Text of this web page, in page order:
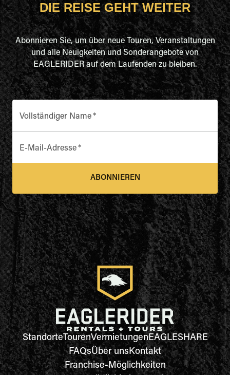
DIE REISE GEHT WEITER
Abonnieren Sie, um über neue Touren, Veranstaltungen
und alle Neuigkeiten und Sonderangebote von
EAGLERIDER auf dem Laufenden zu bleiben.
Vollständiger Name*
E-Mail-Adresse*
ABONNIEREN
StandorteTourenVermietungenEAGLESHARE
FAQsÜber unsKontakt
Franchise-Möglichkeiten